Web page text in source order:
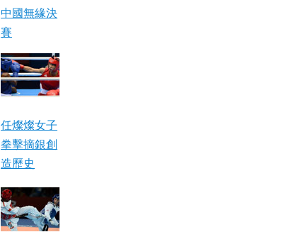
中國無緣決
賽
任燦燦女子
拳擊摘銀創
造歷史